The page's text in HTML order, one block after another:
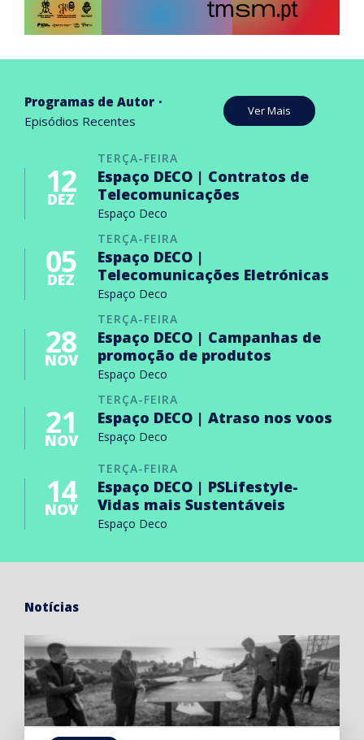
Programas de Autor
Episódios Recentes
Ver Mais
TERÇA-FEIRA
12
DEZ
Espaço DECO | Contratos de
Telecomunicações
Espaço Deco
TERÇA-FEIRA
05
DEZ
Espaço DECO |
Telecomunicações Eletrónicas
Espaço Deco
TERÇA-FEIRA
28
NOV
Espaço DECO | Campanhas de
promoção de produtos
Espaço Deco
TERÇA-FEIRA
21
NOV
Espaço DECO | Atraso nos voos
Espaço Deco
TERÇA-FEIRA
14
NOV
Espaço DECO | PSLifestyle-
Vidas mais Sustentáveis
Espaço Deco
Notícias